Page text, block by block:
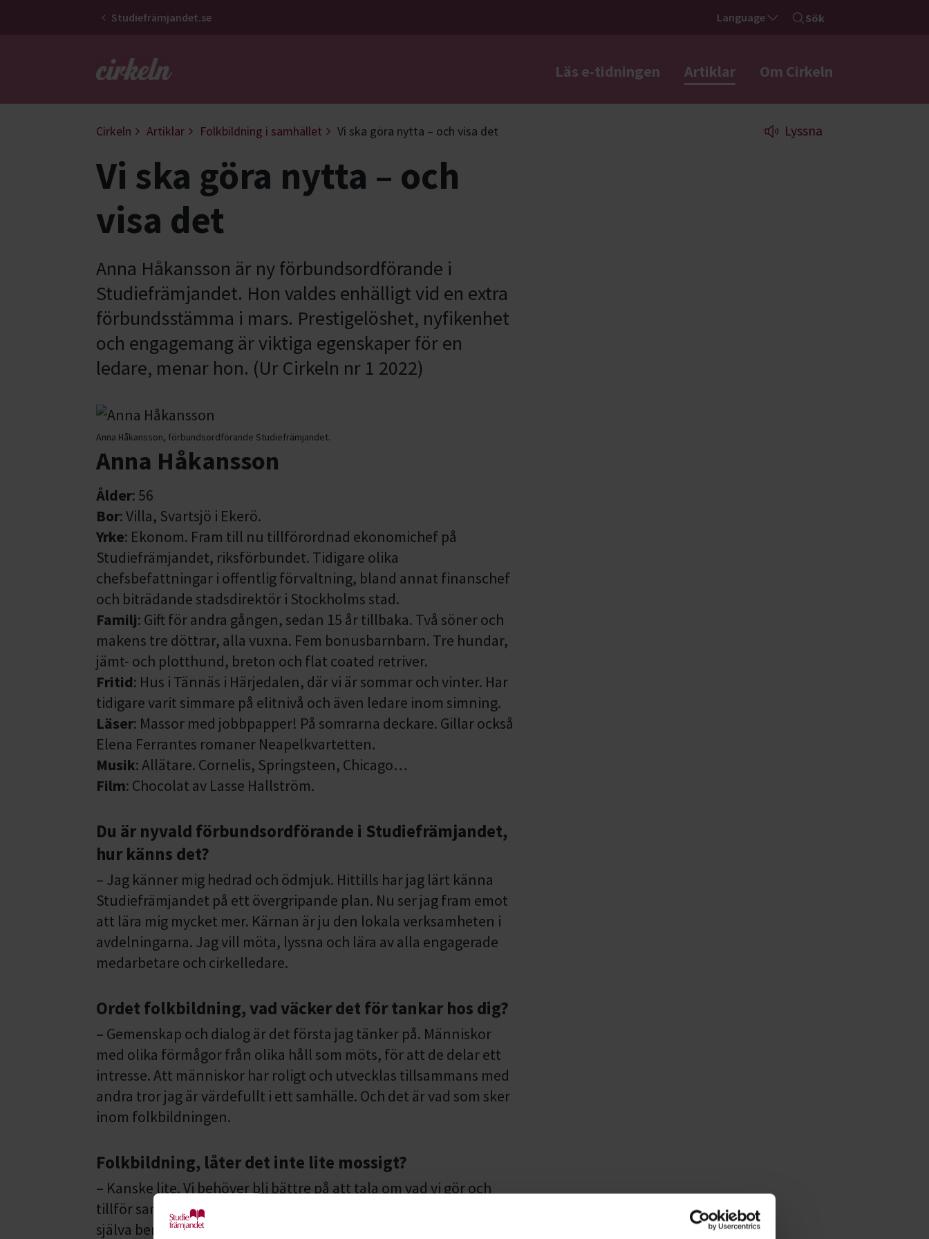
Studiefrämjandet.se Language Sök
Gå till studiefrämjandets startsida Läs e-tidningen Artiklar Om Cirkeln
Cirkeln Artiklar Folkbildning i samhället Vi ska göra nytta – och visa det Lyssna
Vi ska göra nytta – och
visa det
Anna Håkansson är ny förbundsordförande i
Studiefrämjandet. Hon valdes enhälligt vid en extra
förbundsstämma i mars. Prestigelöshet, nyfikenhet
och engagemang är viktiga egenskaper för en
ledare, menar hon. (Ur Cirkeln nr 1 2022)
Anna Håkansson, förbundsordförande Studiefrämjandet.
Anna Håkansson
Ålder: 56
Bor: Villa, Svartsjö i Ekerö.
Yrke: Ekonom. Fram till nu tillförordnad ekonomichef på
Studiefrämjandet, riksförbundet. Tidigare olika
chefsbefattningar i offentlig förvaltning, bland annat finanschef
och biträdande stadsdirektör i Stockholms stad.
Familj: Gift för andra gången, sedan 15 år tillbaka. Två söner och
makens tre döttrar, alla vuxna. Fem bonusbarnbarn. Tre hundar,
jämt- och plotthund, breton och flat coated retriver.
Fritid: Hus i Tännäs i Härjedalen, där vi är sommar och vinter. Har
tidigare varit simmare på elitnivå och även ledare inom simning.
Läser: Massor med jobbpapper! På somrarna deckare. Gillar också
Elena Ferrantes romaner Neapelkvartetten.
Musik: Allätare. Cornelis, Springsteen, Chicago…
Film: Chocolat av Lasse Hallström.
Du är nyvald förbundsordförande i Studiefrämjandet,
hur känns det?
– Jag känner mig hedrad och ödmjuk. Hittills har jag lärt känna
Studiefrämjandet på ett övergripande plan. Nu ser jag fram emot
att lära mig mycket mer. Kärnan är ju den lokala verksamheten i
avdelningarna. Jag vill möta, lyssna och lära av alla engagerade
medarbetare och cirkelledare.
Ordet folkbildning, vad väcker det för tankar hos dig?
– Gemenskap och dialog är det första jag tänker på. Människor
med olika förmågor från olika håll som möts, för att de delar ett
intresse. Att människor har roligt och utvecklas tillsammans med
andra tror jag är värdefullt i ett samhälle. Och det är vad som sker
inom folkbildningen.
Folkbildning, låter det inte lite mossigt?
– Kanske lite. Vi behöver bli bättre på att tala om vad vi gör och
tillför samhället. Vi kan inte begära att andra ska förstå, om vi inte
själva berättar det på ett trovärdigt sätt. Studieförbunden får